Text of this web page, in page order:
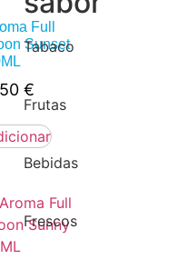
Tabaco
Frutas
Bebidas
Frescos
Full
Sunset
€